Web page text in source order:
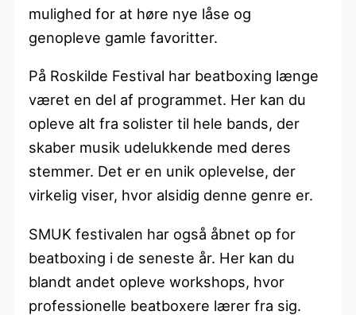
mulighed for at høre nye låse og
genopleve gamle favoritter.
På Roskilde Festival har beatboxing længe
været en del af programmet. Her kan du
opleve alt fra solister til hele bands, der
skaber musik udelukkende med deres
stemmer. Det er en unik oplevelse, der
virkelig viser, hvor alsidig denne genre er.
SMUK festivalen har også åbnet op for
beatboxing i de seneste år. Her kan du
blandt andet opleve workshops, hvor
professionelle beatboxere lærer fra sig.